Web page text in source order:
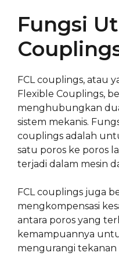
Fungsi
FCL couplings, atau
Flexible Couplings,
menghubungkan
sistem mekanis.
couplings adalah
satu poros ke poros
terjadi dalam mesin
FCL couplings juga
mengkompensasi
antara poros yang
kemampuannya
mengurangi tekanan